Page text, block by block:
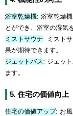
浴室乾燥機: 浴室乾燥
とができ、浴室の湿気
ミストサウナ: ミスト
果が期待できます。
ジェットバス : ジェッ
ます。
5. 住宅の価値向上
住宅の価値アップ: お